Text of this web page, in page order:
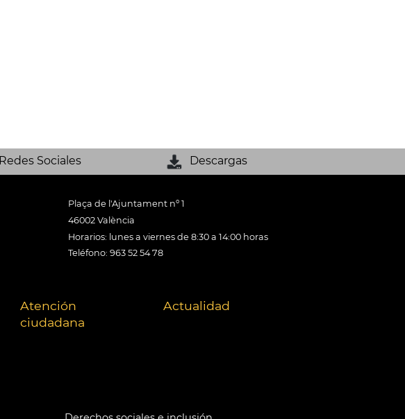
Redes Sociales Descargas
Plaça de l'Ajuntament nº 1
46002 València
Horarios: lunes a viernes de 8:30 a 14:00 horas
Teléfono: 963 52 54 78
Atención
ciudadana
Actualidad